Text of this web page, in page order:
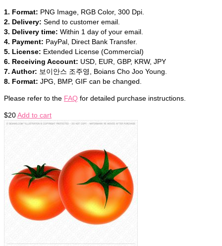
1. Format: PNG Image, RGB Color, 300 Dpi.
2. Delivery: Send to customer email.
3. Delivery time: Within 1 day of your email.
4. Payment: PayPal, Direct Bank Transfer.
5. License: Extended License (Commercial)
6. Receiving Account: USD, EUR, GBP, KRW, JPY
7. Author: 보이안스 조주영, Boians Cho Joo Young.
8. Format: JPG, BMP, GIF can be changed.
Please refer to the FAQ for detailed purchase instructions.
$20Add to cart